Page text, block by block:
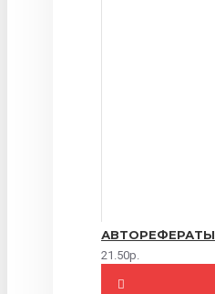
АВТОРЕФЕРАТЫ
21.50р.